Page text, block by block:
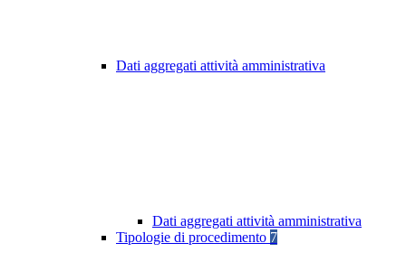
Dati aggregati attività amministrativa
Dati aggregati attività amministrativa
Tipologie di procedimento 7